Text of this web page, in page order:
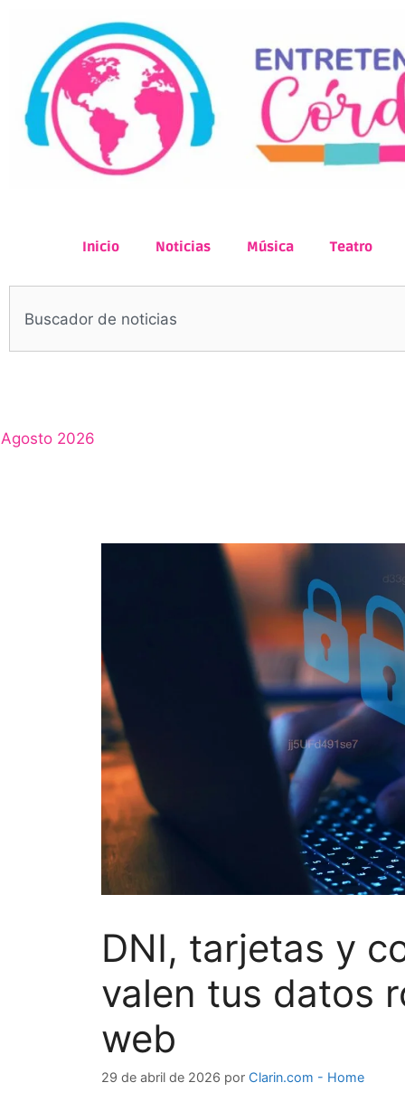
Inicio Noticias Música Teatro
Agosto 2026
DNI, tarjetas y
valen tus datos
web
29 de abril de 2026 por Clarin.com - Home